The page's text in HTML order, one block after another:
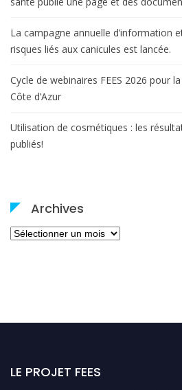
La campagne annuelle d’information
risques liés aux canicules est lancée.
Cycle de webinaires FEES 2026 pour
Côte d’Azur
Utilisation de cosmétiques : les
publiés!
Archives
Archives
LE PROJET FEES